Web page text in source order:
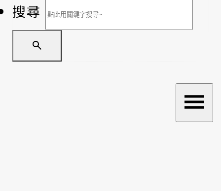
搜尋